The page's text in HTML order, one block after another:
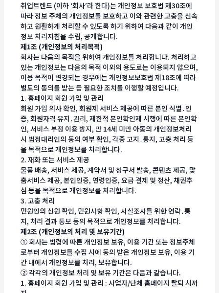
취업트렌드 (이하 ‘회사’라 한다)는 개인정보 보호법 제30조에
따라 정보 주체의 개인정보를 보호하고 이와 관련한 고충을 신속
하고 원활하게 처리할 수 있도록 하기 위하여 다음과 같이 개인
정보 처리지침을 수립, 공개합니다.
제1조 (개인정보의 처리목적)
회사는 다음의 목적을 위하여 개인정보를 처리합니다. 처리하고
있는 개인정보는 다음의 목적 이외의 용도로는 이용되지 않으며,
이용 목적이 변경되는 경우에는 개인정보보호법 제18조에 따라
별도의 동의를 받는 등 필요한 조치를 이행할 예정입니다.
1. 홈페이지 회원 가입 및 관리
회원 가입 의사 확인, 회원제 서비스 제공에 따른 본인 식별․인
증, 회원자격 유지․관리, 제한적 본인확인제 시행에 따른 본인확
인, 서비스 부정 이용 방지, 만 14세 미만 아동의 개인정보처리
시 법정대리인의 동의 여부 확인, 각종 고지․통지, 고충 처리 등
을 목적으로 개인정보를 처리합니다.
2. 재화 또는 서비스 제공
물품 배송, 서비스 제공, 계약서 및 청구서 발송, 콘텐츠 제공, 맞
춤서비스 제공, 본인인증, 연령인증, 요금 결제 및 정산, 채권추
심 등을 목적으로 개인정보를 처리합니다.
3. 고충 처리
민원인의 신원 확인, 민원사항 확인, 사실조사를 위한 연락․통
지, 처리 결과 통보 등의 목적으로 개인정보를 처리합니다.
제2조 (개인정보의 처리 및 보유기간)
① 회사는 법령에 따른 개인정보 보유, 이용 기간 또는 정보주체
로부터 개인정보를 수집 시에 동의 받은 개인정보 보유, 이용 기
간 내에서 개인정보를 처리, 보유합니다.
② 각각의 개인정보 처리 및 보유 기간은 다음과 같습니다.
1. 홈페이지 회원 가입 및 관리 : 사업자/단체 홈페이지 탈퇴 시까